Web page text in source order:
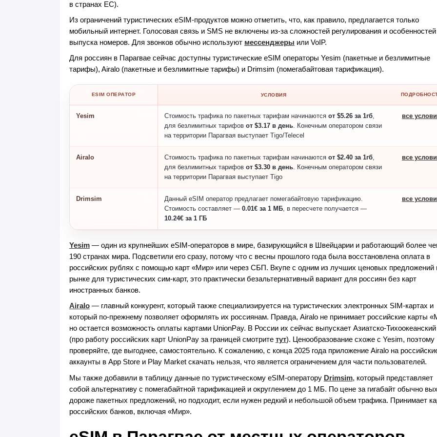
в странах ЕС).
Из ограничений туристических eSIM-продуктов можно отметить, что, как правило, предлагается только
мобильный интернет. Голосовая связь и SMS не включены из-за сложностей регулирования и особенностей
выпуска номеров. Для звонков обычно используют мессенджеры или VoIP.
Для россиян в Парагвае сейчас доступны туристические eSIM операторы Yesim (пакетные и безлимитные
тарифы), Airalo (пакетные и безлимитные тарифы) и Drimsim (помегабайтовая тарификация).
ESIM ОПЕРАТОР УСЛОВИЯ
Yesim Стоимость трафика по пакетных тарифам начинаются от $5.26 за 1гб,
для безлимитных тарифов от $3.17 в день. Конечным оператором связи
на территории Парагвая выступает Tigo/Telecel
все
Airalo Стоимость трафика по пакетных тарифам начинаются от $2.40 за 1гб,
для безлимитных тарифов от $3.30 в день. Конечным оператором связи
на территории Парагвая выступает Tigo
все
Drimsim
Данный eSIM оператор предлагает помегабайтовую тарификацию.
Стоимость составляет — 0.01€ за 1 МБ, в пересчете получается —
10.24€ за 1 ГБ
все
Yesim— один из крупнейших eSIM-операторов в мире, базирующийся в Швейцарии и работающий более
190 странах мира. Подсветили его сразу, потому что с весны прошлого года была восстановлена оплата в
российских рублях с помощью карт «Мир» или через СБП. Вкупе с одним из лучших ценовых предложений
рынке для туристических сим-карт, это практически безальтернативный вариант для россиян без карт
иностранных банков.
Airalo— главный конкурент, который также специализируется на туристических электронных SIM-картах и
который по-прежнему позволяет оформлять их россиянам. Правда, Airalo не принимает российские карты
но остается возможность оплаты картами UnionPay. В России их сейчас выпускает Азиатско-
(про работу российских карт UnionPay за границей смотрите тут). Ценообразование схоже с Yesim, поэтому
проверяйте, где выгоднее, самостоятельно. К сожалению, с конца 2025 года приложение Airalo на
аккаунты в App Store и Play Market скачать нельзя, что является ограничением для части пользователей.
Мы также добавили в таблицу данные по туристическому eSIM-оператору Drimsim, который представляет
собой альтернативу с помегабайтной тарификацией и округлением до 1 МБ. По цене за гигабайт обычно
дороже пакетных предложений, но подходит, если нужен редкий и небольшой объем трафика. Принимает
российских банков, включая «Мир».